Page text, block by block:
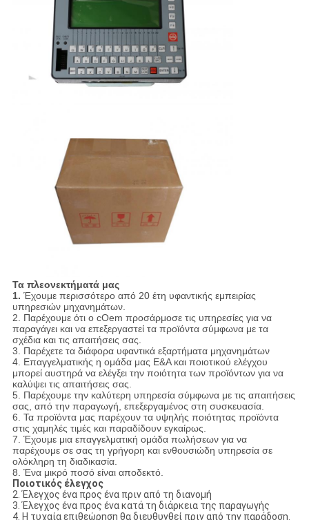
Τα πλεονεκτήματά μας
1. Έχουμε περισσότερο από 20 έτη υφαντικής εμπειρίας
υπηρεσιών μηχανημάτων.
2. Παρέχουμε ότι ο cOem προσάρμοσε τις υπηρεσίες για να
παραγάγει και να επεξεργαστεί τα προϊόντα σύμφωνα με τα
σχέδια και τις απαιτήσεις σας.
3. Παρέχετε τα διάφορα υφαντικά εξαρτήματα μηχανημάτων
4. Επαγγελματικής η ομάδα μας Ε&Α και ποιοτικού ελέγχου
μπορεί αυστηρά να ελέγξει την ποιότητα των προϊόντων για να
καλύψει τις απαιτήσεις σας.
5. Παρέχουμε την καλύτερη υπηρεσία σύμφωνα με τις απαιτήσεις
σας, από την παραγωγή, επεξεργαμένος στη συσκευασία.
6. Τα προϊόντα μας παρέχουν τα υψηλής ποιότητας προϊόντα
στις χαμηλές τιμές και παραδίδουν εγκαίρως.
7. Έχουμε μια επαγγελματική ομάδα πωλήσεων για να
παρέχουμε σε σας τη γρήγορη και ενθουσιώδη υπηρεσία σε
ολόκληρη τη διαδικασία.
8. Ένα μικρό ποσό είναι αποδεκτό.
Ποιοτικός έλεγχος
2. Έλεγχος ένα προς ένα πριν από τη διανομή
3. Έλεγχος ένα προς ένα κατά τη διάρκεια της παραγωγής
4. Η τυχαία επιθεώρηση θα διευθυνθεί πριν από την παράδοση.